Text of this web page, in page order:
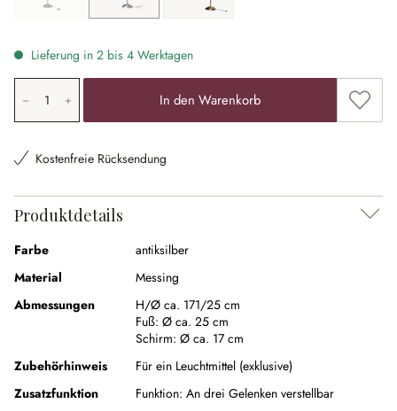
Lieferung in 2 bis 4 Werktagen
Produkt Anzahl: Gib den gewünschten Wert ein oder
In den Warenkorb Zum
Kostenfreie Rücksendung
Produktdetails
Farbe
antiksilber
Material
Messing
Abmessungen
H/Ø ca. 171/25 cm
Fuß: Ø ca. 25 cm
Schirm: Ø ca. 17 cm
Zubehörhinweis
Für ein Leuchtmittel (exklusive)
Zusatzfunktion
Funktion: An drei Gelenken verstellbar